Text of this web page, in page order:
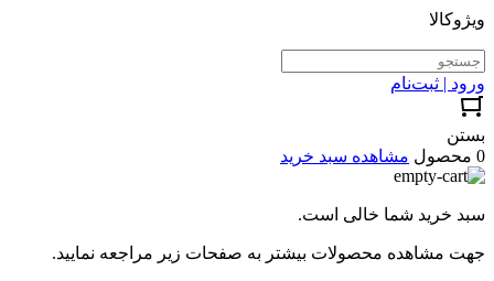
ویژوکالا
ورود | ثبت‌نام
بستن
0 محصول
مشاهده سبد خرید
سبد خرید شما خالی است.
جهت مشاهده محصولات بیشتر به صفحات زیر مراجعه نمایید.